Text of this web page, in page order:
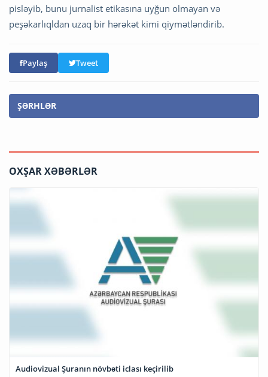
pisləyib, bunu jurnalist etikasına uyğun olmayan və
peşəkarlıqldan uzaq bir hərəkət kimi qiymətləndirib.
Paylaş Tweet
ŞƏRHLƏR
OXŞAR XƏBƏRLƏR
Audiovizual Şuranın növbəti iclası keçirilib